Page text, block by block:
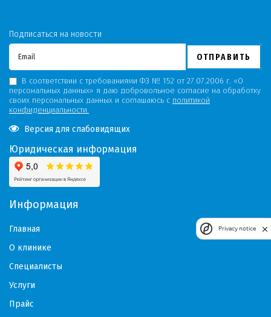
Подписаться на новости
ОТПРАВИТЬ
В соответствии с требованиями ФЗ № 152 от 27.07.2006 г. «О
персональных данных» я даю добровольное согласие на обработку
своих персональных данных и соглашаюсь с политикой
конфиденциальности.
Версия для слабовидящих
Юридическая информация
Информация
Главная
О клинике
Специалисты
Услуги
Прайс
Privacy notice